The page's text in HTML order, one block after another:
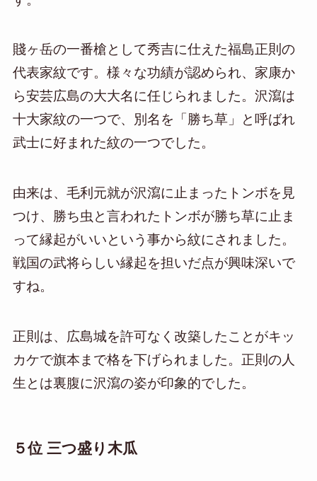
賤ヶ岳の一番槍として秀吉に仕えた福島正則の
代表家紋です。様々な功績が認められ、家康か
ら安芸広島の大大名に任じられました。沢瀉は
十大家紋の一つで、別名を「勝ち草」と呼ばれ
武士に好まれた紋の一つでした。
由来は、毛利元就が沢瀉に止まったトンボを見
つけ、勝ち虫と言われたトンボが勝ち草に止ま
って縁起がいいという事から紋にされました。
戦国の武将らしい縁起を担いだ点が興味深いで
すね。
正則は、広島城を許可なく改築したことがキッ
カケで旗本まで格を下げられました。正則の人
生とは裏腹に沢瀉の姿が印象的でした。
５位 三つ盛り木瓜